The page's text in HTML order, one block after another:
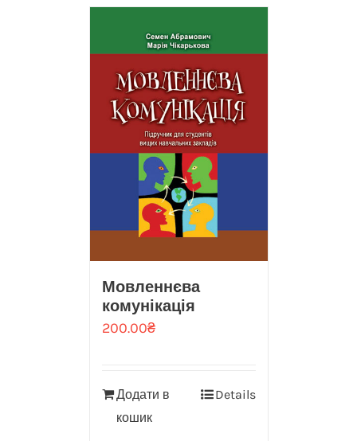
Мовленнєва
комунікація
200.00₴
Додати в
кошик
Details